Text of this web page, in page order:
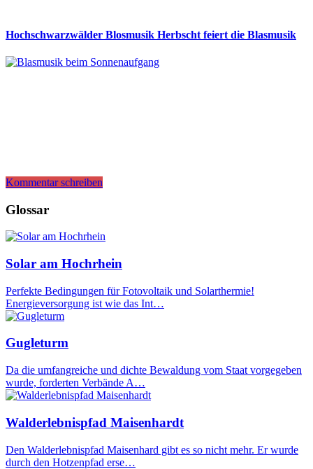
Hochschwarzwälder Blosmusik Herbscht feiert die Blasmusik
Kommentar schreiben
Glossar
Solar am Hochrhein
Perfekte Bedingungen für Fotovoltaik und Solarthermie!
Energieversorgung ist wie das Int…
Gugleturm
Da die umfangreiche und dichte Bewaldung vom Staat vorgegeben
wurde, forderten Verbände A…
Walderlebnispfad Maisenhardt
Den Walderlebnispfad Maisenhard gibt es so nicht mehr. Er wurde
durch den Hotzenpfad erse…